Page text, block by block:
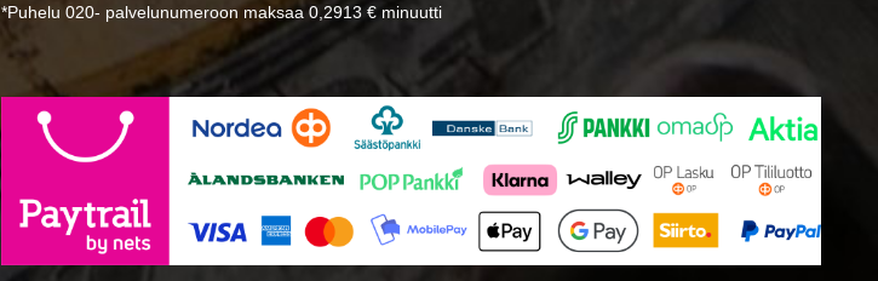
*Puhelu 020- palvelunumeroon maksaa 0,2913 € minuutti